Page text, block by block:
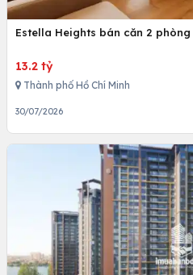
Estella Heights bán căn 2
13.2 tỷ
Thành phố Hồ Chí Minh
30/07/2026